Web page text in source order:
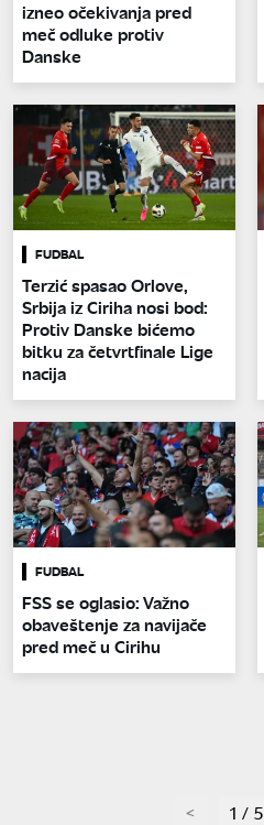
izneo očekivanja pred
meč odluke protiv
Danske
FUDBAL
Terzić spasao Orlove,
Srbija iz Ciriha nosi bod:
Protiv Danske bićemo
bitku za četvrtfinale Lige
nacija
FUDBAL
FSS se oglasio: Važno
obaveštenje za navijače
pred meč u Cirihu
page1 / 5